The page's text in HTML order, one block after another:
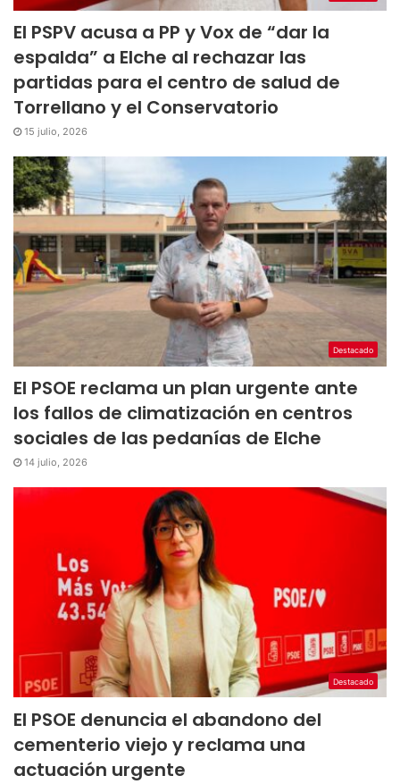
El PSPV acusa a PP y Vox de “dar la
espalda” a Elche al rechazar las
partidas para el centro de salud de
Torrellano y el Conservatorio
15 julio, 2026
Destacado
El PSOE reclama un plan urgente ante
los fallos de climatización en centros
sociales de las pedanías de Elche
14 julio, 2026
Destacado
El PSOE denuncia el abandono del
cementerio viejo y reclama una
actuación urgente